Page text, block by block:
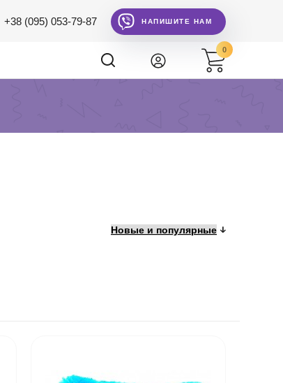
+38 (095) 053-79-87 НАПИШИТЕ НАМ
0